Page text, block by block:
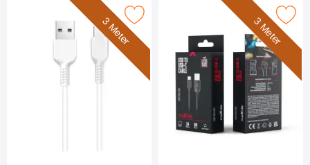
3 Meter
Makera hoco Type C USB laddsladd som favorit 3 Meter
Makera maxlife Type C USB